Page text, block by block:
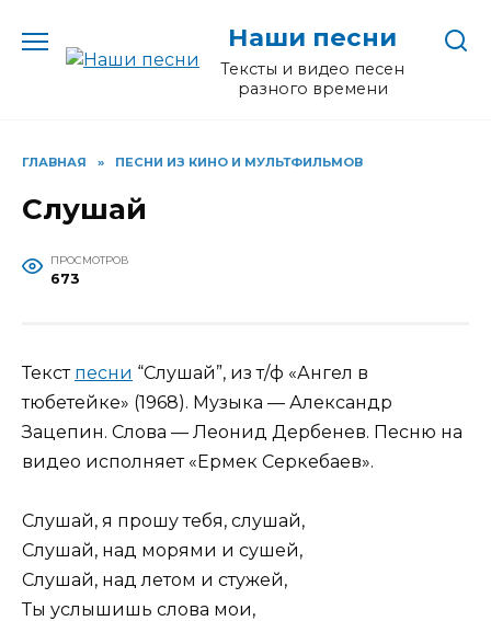
содержанию
Наши песни
Тексты и видео песен
разного времени
ГЛАВНАЯ » ПЕСНИ ИЗ КИНО И МУЛЬТФИЛЬМОВ
Слушай
ПРОСМОТРОВ
673
Текст песни “Слушай”, из т/ф «Ангел в
тюбетейке» (1968). Музыка — Александр
Зацепин. Слова — Леонид Дербенев. Песню на
видео исполняет «Ермек Серкебаев».
Слушай, я прошу тебя, слушай,
Слушай, над морями и сушей,
Слушай, над летом и стужей,
Ты услышишь слова мои,